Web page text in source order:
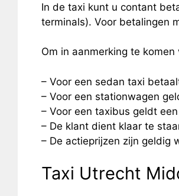
In de taxi kunt u contant
terminals). Voor betalingen
Om in aanmerking te
– Voor een sedan taxi
– Voor een stationwagen
– Voor een taxibus geldt
– De klant dient klaar te
– De actieprijzen zijn geldig
Taxi Utrecht